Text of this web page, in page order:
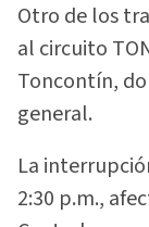
Otro de los
al circuito
Toncontín,
general.
La
2:30 p.m.,